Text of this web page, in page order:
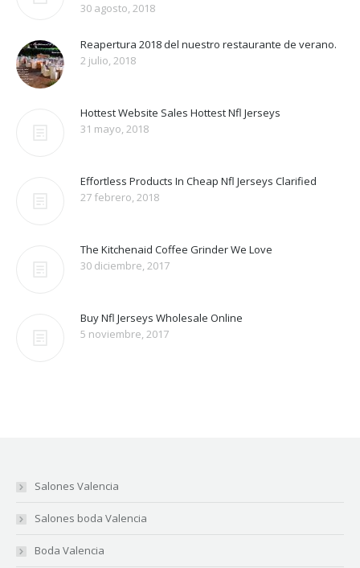
30 agosto, 2018
Reapertura 2018 del nuestro restaurante de verano.
2 julio, 2018
Hottest Website Sales Hottest Nfl Jerseys
31 mayo, 2018
Effortless Products In Cheap Nfl Jerseys Clarified
27 febrero, 2018
The Kitchenaid Coffee Grinder We Love
30 diciembre, 2017
Buy Nfl Jerseys Wholesale Online
5 noviembre, 2017
Salones Valencia
Salones boda Valencia
Boda Valencia